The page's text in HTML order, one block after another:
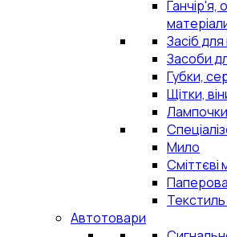
Ганчір'я,
Засіб
Засоби
Губки,
Щітки,
Мило
Сміттєві
Автотовари